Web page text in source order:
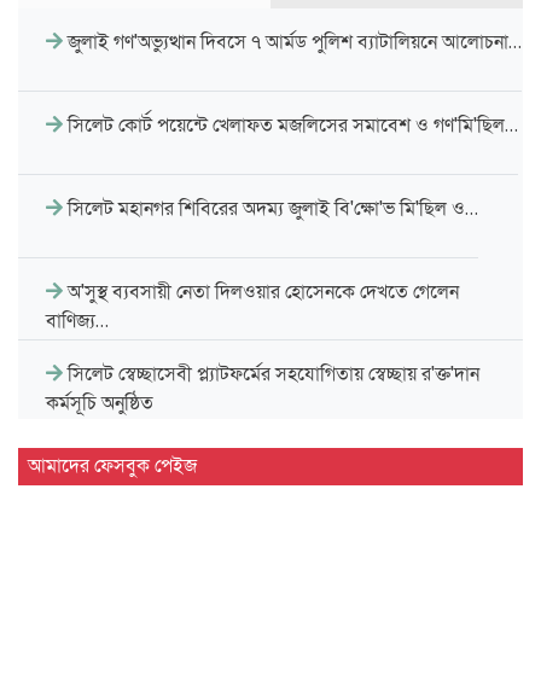
জুলাই গণ'অভ্যুত্থান দিবসে ৭ আর্মড পুলিশ ব্যাটালিয়নে আলোচনা…
সিলেট কোর্ট পয়েন্টে খেলাফত মজলিসের সমাবেশ ও গণ'মি'ছিল…
সিলেট মহানগর শিবিরের অদম্য জুলাই বি'ক্ষো'ভ মি'ছিল ও…
অ'সুস্থ ব্যবসায়ী নেতা দিলওয়ার হোসেনকে দেখতে গেলেন
বাণিজ্য…
সিলেট স্বেচ্ছাসেবী প্ল্যাটফর্মের সহযোগিতায় স্বেচ্ছায় র'ক্ত'দান
কর্মসূচি অনুষ্ঠিত
জুলাই গণঅভ্যুত্থানের প্রত্যাশা পূরণে জাতীয় ঐক্যকে সুসংহত
করার…
আমাদের ফেসবুক পেইজ